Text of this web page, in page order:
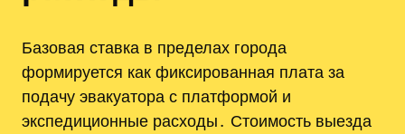
Базовая ставка в пределах города
формируется как фиксированная плата за
подачу эвакуатора с платформой и
экспедиционные расходы․ Стоимость выезда